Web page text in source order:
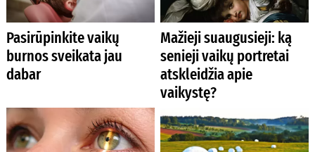
Pasirūpinkite vaikų
burnos sveikata jau
dabar
Mažieji suaugusieji: ką
senieji vaikų portretai
atskleidžia apie
vaikystę?